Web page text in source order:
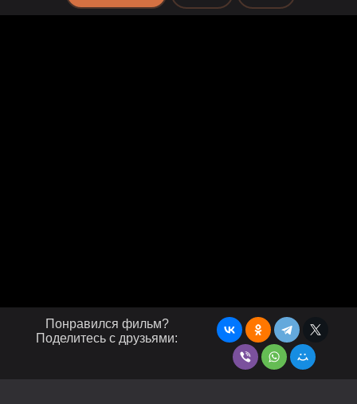
Понравился фильм?
Поделитесь с друзьями: